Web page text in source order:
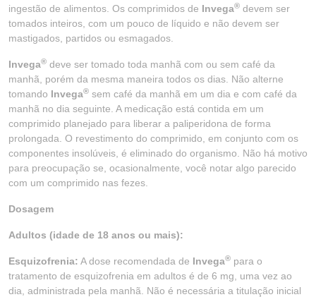
ingestão de alimentos. Os comprimidos de Invega® devem ser
tomados inteiros, com um pouco de líquido e não devem ser
mastigados, partidos ou esmagados.
Invega® deve ser tomado toda manhã com ou sem café da
manhã, porém da mesma maneira todos os dias. Não alterne
tomando Invega® sem café da manhã em um dia e com café da
manhã no dia seguinte. A medicação está contida em um
comprimido planejado para liberar a paliperidona de forma
prolongada. O revestimento do comprimido, em conjunto com os
componentes insolúveis, é eliminado do organismo. Não há motivo
para preocupação se, ocasionalmente, você notar algo parecido
com um comprimido nas fezes.
Dosagem
Adultos (idade de 18 anos ou mais):
Esquizofrenia: A dose recomendada de Invega® para o
tratamento de esquizofrenia em adultos é de 6 mg, uma vez ao
dia, administrada pela manhã. Não é necessária a titulação inicial